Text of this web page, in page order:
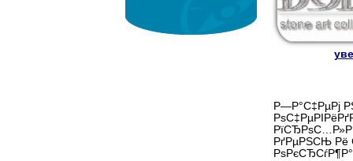
Р—Р°С‡РµРј
РґРµРЅСЊ Рё